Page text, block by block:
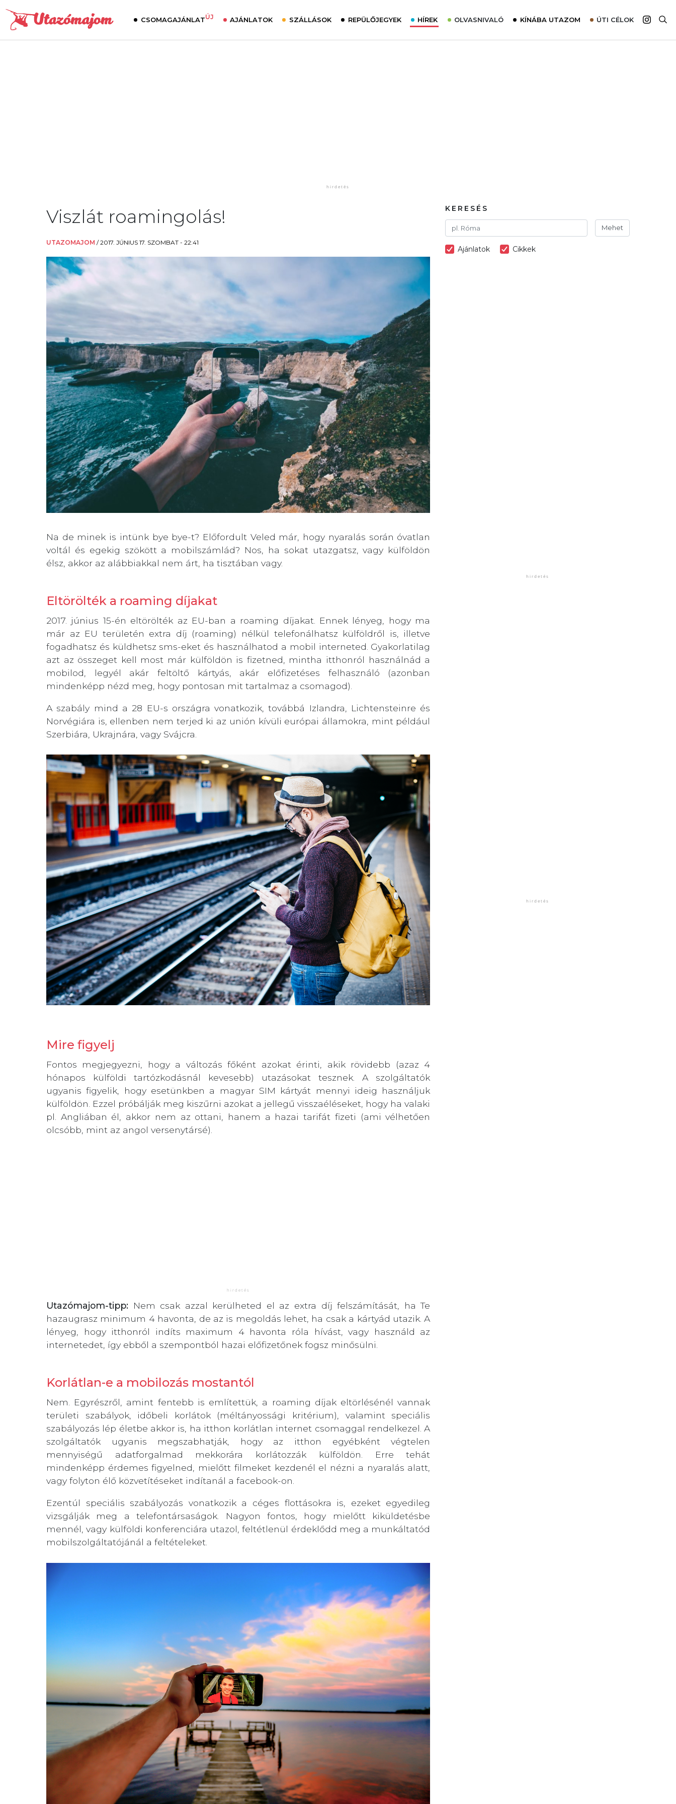
CSOMAGAJÁNLATÚJ AJÁNLATOK SZÁLLÁSOK REPÜLŐJEGYEK HÍREK OLVASNIVALÓ KÍNÁBA UTAZOM ÚTI CÉLOK
Viszlát roamingolás!
UTAZOMAJOM /2017. JÚNIUS 17. SZOMBAT - 22:41
Na de minek is intünk bye bye-t? Előfordult Veled már, hogy nyaralás során óvatlan
voltál és egekig szökött a mobilszámlád? Nos, ha sokat utazgatsz, vagy külföldön
élsz, akkor az alábbiakkal nem árt, ha tisztában vagy.
Eltörölték a roaming díjakat
2017. június 15-én eltörölték az EU-ban a roaming díjakat. Ennek lényeg, hogy ma
már az EU területén extra díj (roaming) nélkül telefonálhatsz külföldről is, illetve
fogadhatsz és küldhetsz sms-eket és használhatod a mobil interneted. Gyakorlatilag
azt az összeget kell most már külföldön is fizetned, mintha itthonról használnád a
mobilod, legyél akár feltöltő kártyás, akár előfizetéses felhasználó (azonban
mindenképp nézd meg, hogy pontosan mit tartalmaz a csomagod).
A szabály mind a 28 EU-s országra vonatkozik, továbbá Izlandra, Lichtensteinre és
Norvégiára is, ellenben nem terjed ki az unión kívüli európai államokra, mint például
Szerbiára, Ukrajnára, vagy Svájcra.
Mire figyelj
Fontos megjegyezni, hogy a változás főként azokat érinti, akik rövidebb (azaz 4
hónapos külföldi tartózkodásnál kevesebb) utazásokat tesznek. A szolgáltatók
ugyanis figyelik, hogy esetünkben a magyar SIM kártyát mennyi ideig használjuk
külföldön. Ezzel próbálják meg kiszűrni azokat a jellegű visszaéléseket, hogy ha valaki
pl. Angliában él, akkor nem az ottani, hanem a hazai tarifát fizeti (ami vélhetően
olcsóbb, mint az angol versenytársé).
Utazómajom-tipp: Nem csak azzal kerülheted el az extra díj felszámítását, ha Te
hazaugrasz minimum 4 havonta, de az is megoldás lehet, ha csak a kártyád utazik. A
lényeg, hogy itthonról indíts maximum 4 havonta róla hívást, vagy használd az
internetedet, így ebből a szempontból hazai előfizetőnek fogsz minősülni.
Korlátlan-e a mobilozás mostantól
Nem. Egyrészről, amint fentebb is említettük, a roaming díjak eltörlésénél vannak
területi szabályok, időbeli korlátok (méltányossági kritérium), valamint speciális
szabályozás lép életbe akkor is, ha itthon korlátlan internet csomaggal rendelkezel. A
szolgáltatók ugyanis megszabhatják, hogy az itthon egyébként végtelen
mennyiségű adatforgalmad mekkorára korlátozzák külföldön. Erre tehát
mindenképp érdemes figyelned, mielőtt filmeket kezdenél el nézni a nyaralás alatt,
vagy folyton élő közvetítéseket indítanál a facebook-on.
Ezentúl speciális szabályozás vonatkozik a céges flottásokra is, ezeket egyedileg
vizsgálják meg a telefontársaságok. Nagyon fontos, hogy mielőtt kiküldetésbe
mennél, vagy külföldi konferenciára utazol, feltétlenül érdeklődd meg a munkáltatód
mobilszolgáltatójánál a feltételeket.
KERESÉS
Mehet
Ajánlatok Cikkek